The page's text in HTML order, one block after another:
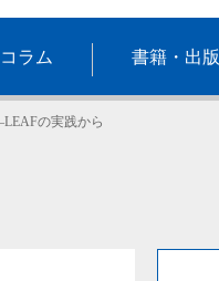
コラム 書籍・出版
の実践から